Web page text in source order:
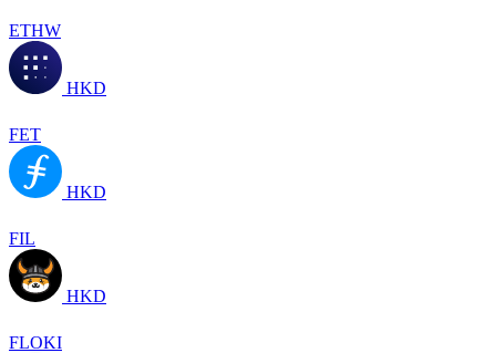
ETHW
HKD
FET
HKD
FIL
HKD
FLOKI